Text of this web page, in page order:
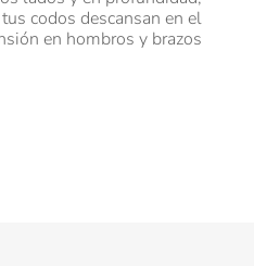
codos descansan en el
en hombros y brazos